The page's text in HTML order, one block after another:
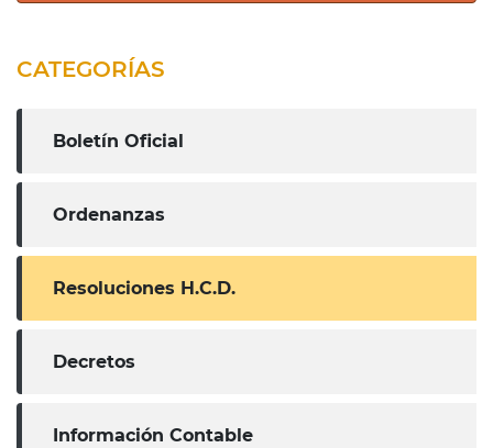
CATEGORÍAS
Boletín Oficial
Ordenanzas
Resoluciones H.C.D.
Decretos
Información Contable